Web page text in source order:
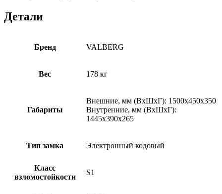
Детали
Бренд VALBERG
Вес 178 кг
Габариты
Внешние, мм (ВхШхГ): 1500x450x350
Внутренние, мм (ВхШхГ):
1445x390x265
Тип замка Электронный кодовый
Класс
взломостойкости
S1